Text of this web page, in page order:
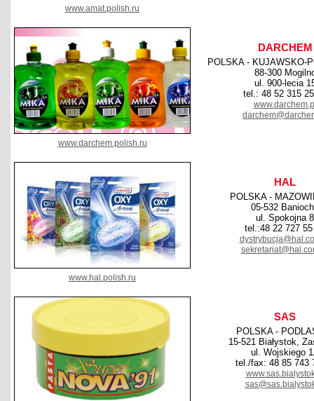
www.amat.polish.ru
DARCHEM
POLSKA - KUJAWSKO-
88-300
ul. 900-lecia
tel.: 48 52 315
www.darchem.polish.ru
HAL
POLSKA -
05-532
ul. Spokojna 8
tel.:48 22 727
www.hal.polish.ru
SAS
POLSKA -
15-521 Białystok,
ul. Wojskiego
tel./fax: 48 85 743